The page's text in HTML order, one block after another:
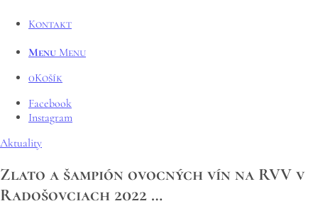
Kontakt
Menu Menu
0Košík
Facebook
Instagram
Aktuality
Zlato a šampión ovocných vín na RVV v
Radošovciach 2022 …